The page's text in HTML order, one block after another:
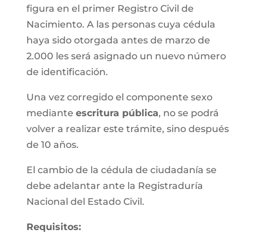
figura en el primer Registro Civil de
Nacimiento. A las personas cuya cédula
haya sido otorgada antes de marzo de
2.000 les será asignado un nuevo número
de identificación.
Una vez corregido el componente sexo
mediante escritura pública, no se podrá
volver a realizar este trámite, sino después
de 10 años.
El cambio de la cédula de ciudadanía se
debe adelantar ante la Registraduría
Nacional del Estado Civil.
Requisitos: